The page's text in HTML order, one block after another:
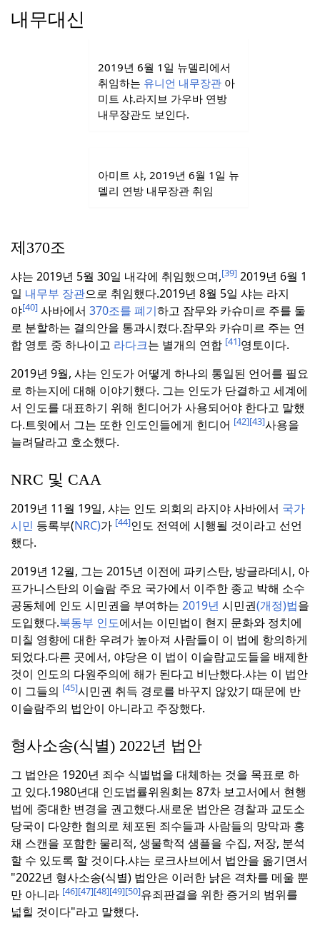
내무대신
2019년 6월 1일 뉴델리에서
취임하는 유니언 내무장관 아
미트 샤.라지브 가우바 연방
내무장관도 보인다.
아미트 샤, 2019년 6월 1일 뉴
델리 연방 내무장관 취임
제370조
샤는 2019년 5월 30일 내각에 취임했으며,[39] 2019년 6월 1
일 내무부 장관으로 취임했다.2019년 8월 5일 샤는 라지
야[40] 사바에서 370조를 폐기하고 잠무와 카슈미르 주를 둘
로 분할하는 결의안을 통과시켰다.잠무와 카슈미르 주는 연
합 영토 중 하나이고 라다크는 별개의 연합 [41]영토이다.
2019년 9월, 샤는 인도가 어떻게 하나의 통일된 언어를 필요
로 하는지에 대해 이야기했다. 그는 인도가 단결하고 세계에
서 인도를 대표하기 위해 힌디어가 사용되어야 한다고 말했
다.트윗에서 그는 또한 인도인들에게 힌디어 [42][43]사용을
늘려달라고 호소했다.
NRC 및 CAA
2019년 11월 19일, 샤는 인도 의회의 라지야 사바에서 국가
시민 등록부(NRC)가 [44]인도 전역에 시행될 것이라고 선언
했다.
2019년 12월, 그는 2015년 이전에 파키스탄, 방글라데시, 아
프가니스탄의 이슬람 주요 국가에서 이주한 종교 박해 소수
공동체에 인도 시민권을 부여하는 2019년 시민권(개정)법을
도입했다.북동부 인도에서는 이민법이 현지 문화와 정치에
미칠 영향에 대한 우려가 높아져 사람들이 이 법에 항의하게
되었다.다른 곳에서, 야당은 이 법이 이슬람교도들을 배제한
것이 인도의 다원주의에 해가 된다고 비난했다.샤는 이 법안
이 그들의 [45]시민권 취득 경로를 바꾸지 않았기 때문에 반
이슬람주의 법안이 아니라고 주장했다.
형사소송(식별) 2022년 법안
그 법안은 1920년 죄수 식별법을 대체하는 것을 목표로 하
고 있다.1980년대 인도법률위원회는 87차 보고서에서 현행
법에 중대한 변경을 권고했다.새로운 법안은 경찰과 교도소
당국이 다양한 혐의로 체포된 죄수들과 사람들의 망막과 홍
채 스캔을 포함한 물리적, 생물학적 샘플을 수집, 저장, 분석
할 수 있도록 할 것이다.샤는 로크사브에서 법안을 옮기면서
"2022년 형사소송(식별) 법안은 이러한 낡은 격차를 메울 뿐
만 아니라 [46][47][48][49][50]유죄판결을 위한 증거의 범위를
넓힐 것이다"라고 말했다.